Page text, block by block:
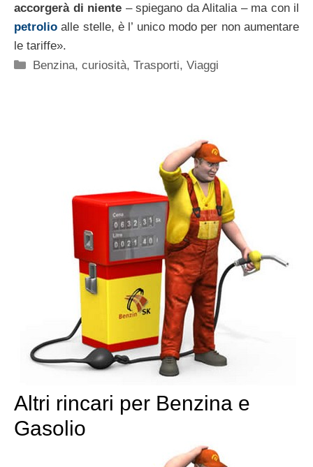
accorgerà di niente – spiegano da Alitalia – ma con il
petrolio alle stelle, è l’ unico modo per non aumentare
le tariffe».
Categorie
Benzina,curiosità,Trasporti,Viaggi
Altri rincari per Benzina e
Gasolio